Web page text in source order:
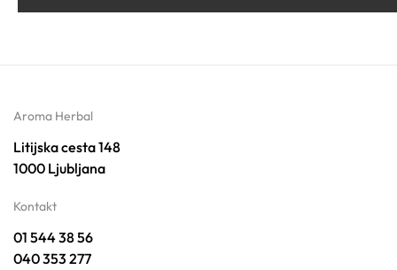
Aroma Herbal
Litijska cesta 148
1000 Ljubljana
Kontakt
01 544 38 56
040 353 277